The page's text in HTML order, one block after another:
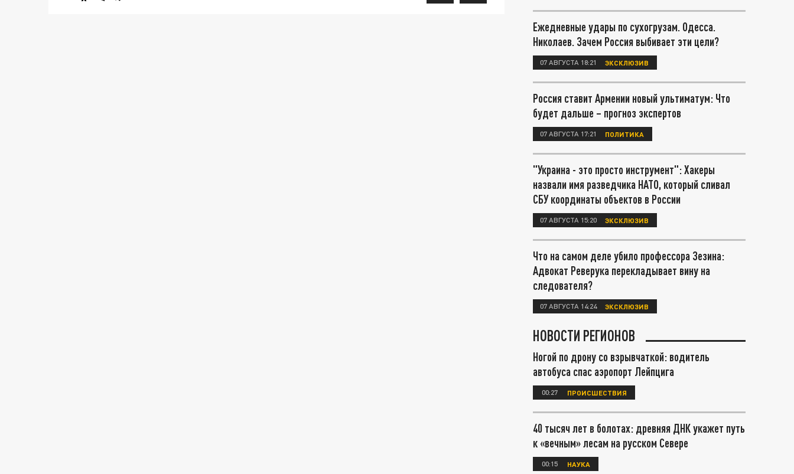
Ежедневные удары по сухогрузам. Одесса.
Николаев. Зачем Россия выбивает эти цели?
07 АВГУСТА 18:21 ЭКСКЛЮЗИВ
Россия ставит Армении новый ультиматум: Что
будет дальше – прогноз экспертов
07 АВГУСТА 17:21 ПОЛИТИКА
"Украина - это просто инструмент": Хакеры
назвали имя разведчика НАТО, который сливал
СБУ координаты объектов в России
07 АВГУСТА 15:20 ЭКСКЛЮЗИВ
Что на самом деле убило профессора Зезина:
Адвокат Реверука перекладывает вину на
следователя?
07 АВГУСТА 14:24 ЭКСКЛЮЗИВ
НОВОСТИ РЕГИОНОВ
Ногой по дрону со взрывчаткой: водитель
автобуса спас аэропорт Лейпцига
00:27 ПРОИСШЕСТВИЯ
40 тысяч лет в болотах: древняя ДНК укажет путь
к «вечным» лесам на русском Севере
00:15 НАУКА